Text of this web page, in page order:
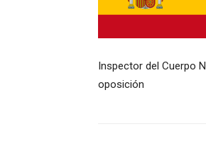
Inspector del Cuerpo
oposición